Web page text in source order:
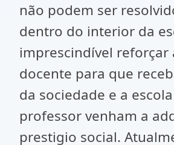
não podem ser
dentro do interior da
imprescindível reforçar
docente para que
da sociedade e a
professor venham a
prestigio social.